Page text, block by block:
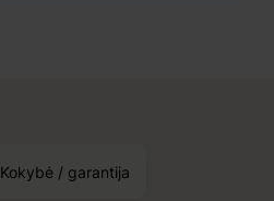
Kokybė / garantija